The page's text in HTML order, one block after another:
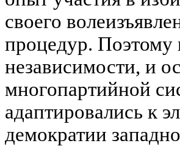
своего
процедур. Поэтому
независимости, и
многопартийной
адаптировались к
демократии